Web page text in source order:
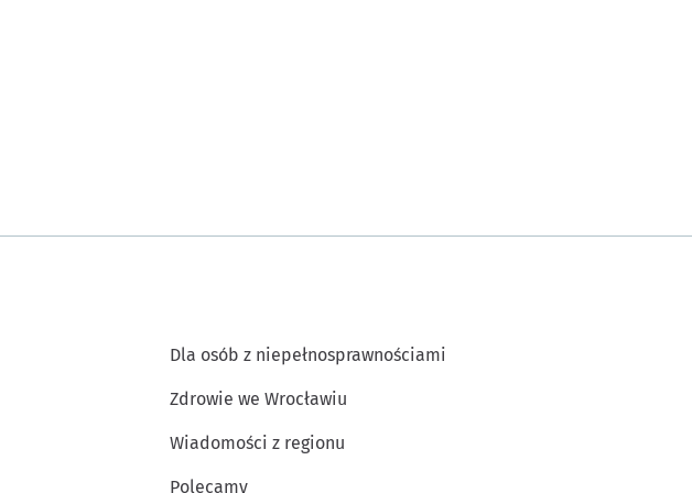
Dla osób z niepełnosprawnościami
Zdrowie we Wrocławiu
Wiadomości z regionu
Polecamy